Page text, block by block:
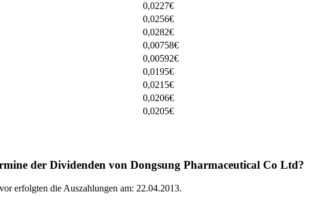
0,0227€
0,0256€
0,0282€
0,00758€
0,00592€
0,0195€
0,0215€
0,0206€
0,0205€
der Dividenden von Dongsung Pharmaceutical Co Ltd?
erfolgten die Auszahlungen am: 22.04.2013.